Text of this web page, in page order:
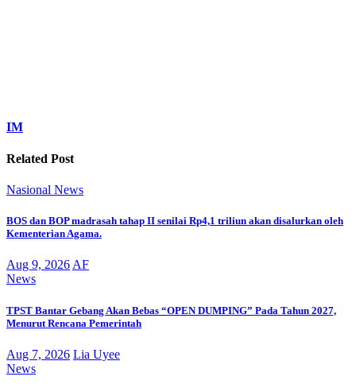
IM
Related Post
Nasional News
BOS dan BOP madrasah tahap II senilai Rp4,1 triliun akan disalurkan oleh
Kementerian Agama.
Aug 9, 2026 AF
News
TPST Bantar Gebang Akan Bebas “OPEN DUMPING” Pada Tahun 2027,
Menurut Rencana Pemerintah
Aug 7, 2026 Lia Uyee
News